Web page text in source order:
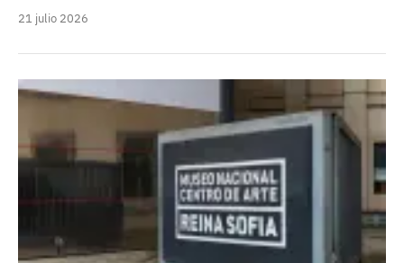
21 julio 2026